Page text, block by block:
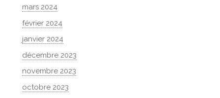
mars 2024
février 2024
janvier 2024
décembre 2023
novembre 2023
octobre 2023